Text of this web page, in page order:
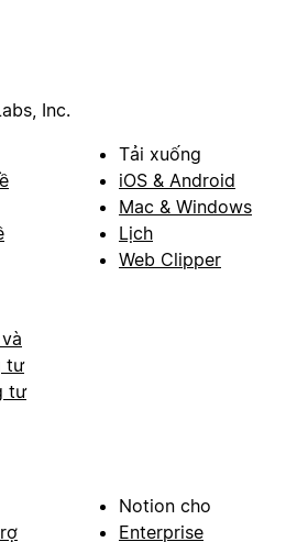
Inc.
tư
tư
Tải xuống
iOS & Android
Mac & Windows
Lịch
Web Clipper
Notion cho
Enterprise